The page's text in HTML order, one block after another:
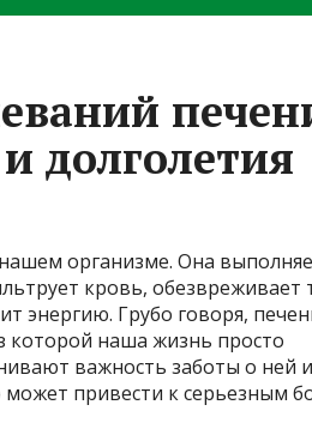
долголетия
организме. Она
кровь, обезвреживает
энергию. Грубо говоря,
которой наша жизнь просто
важность заботы о ней и
привести к серьезным